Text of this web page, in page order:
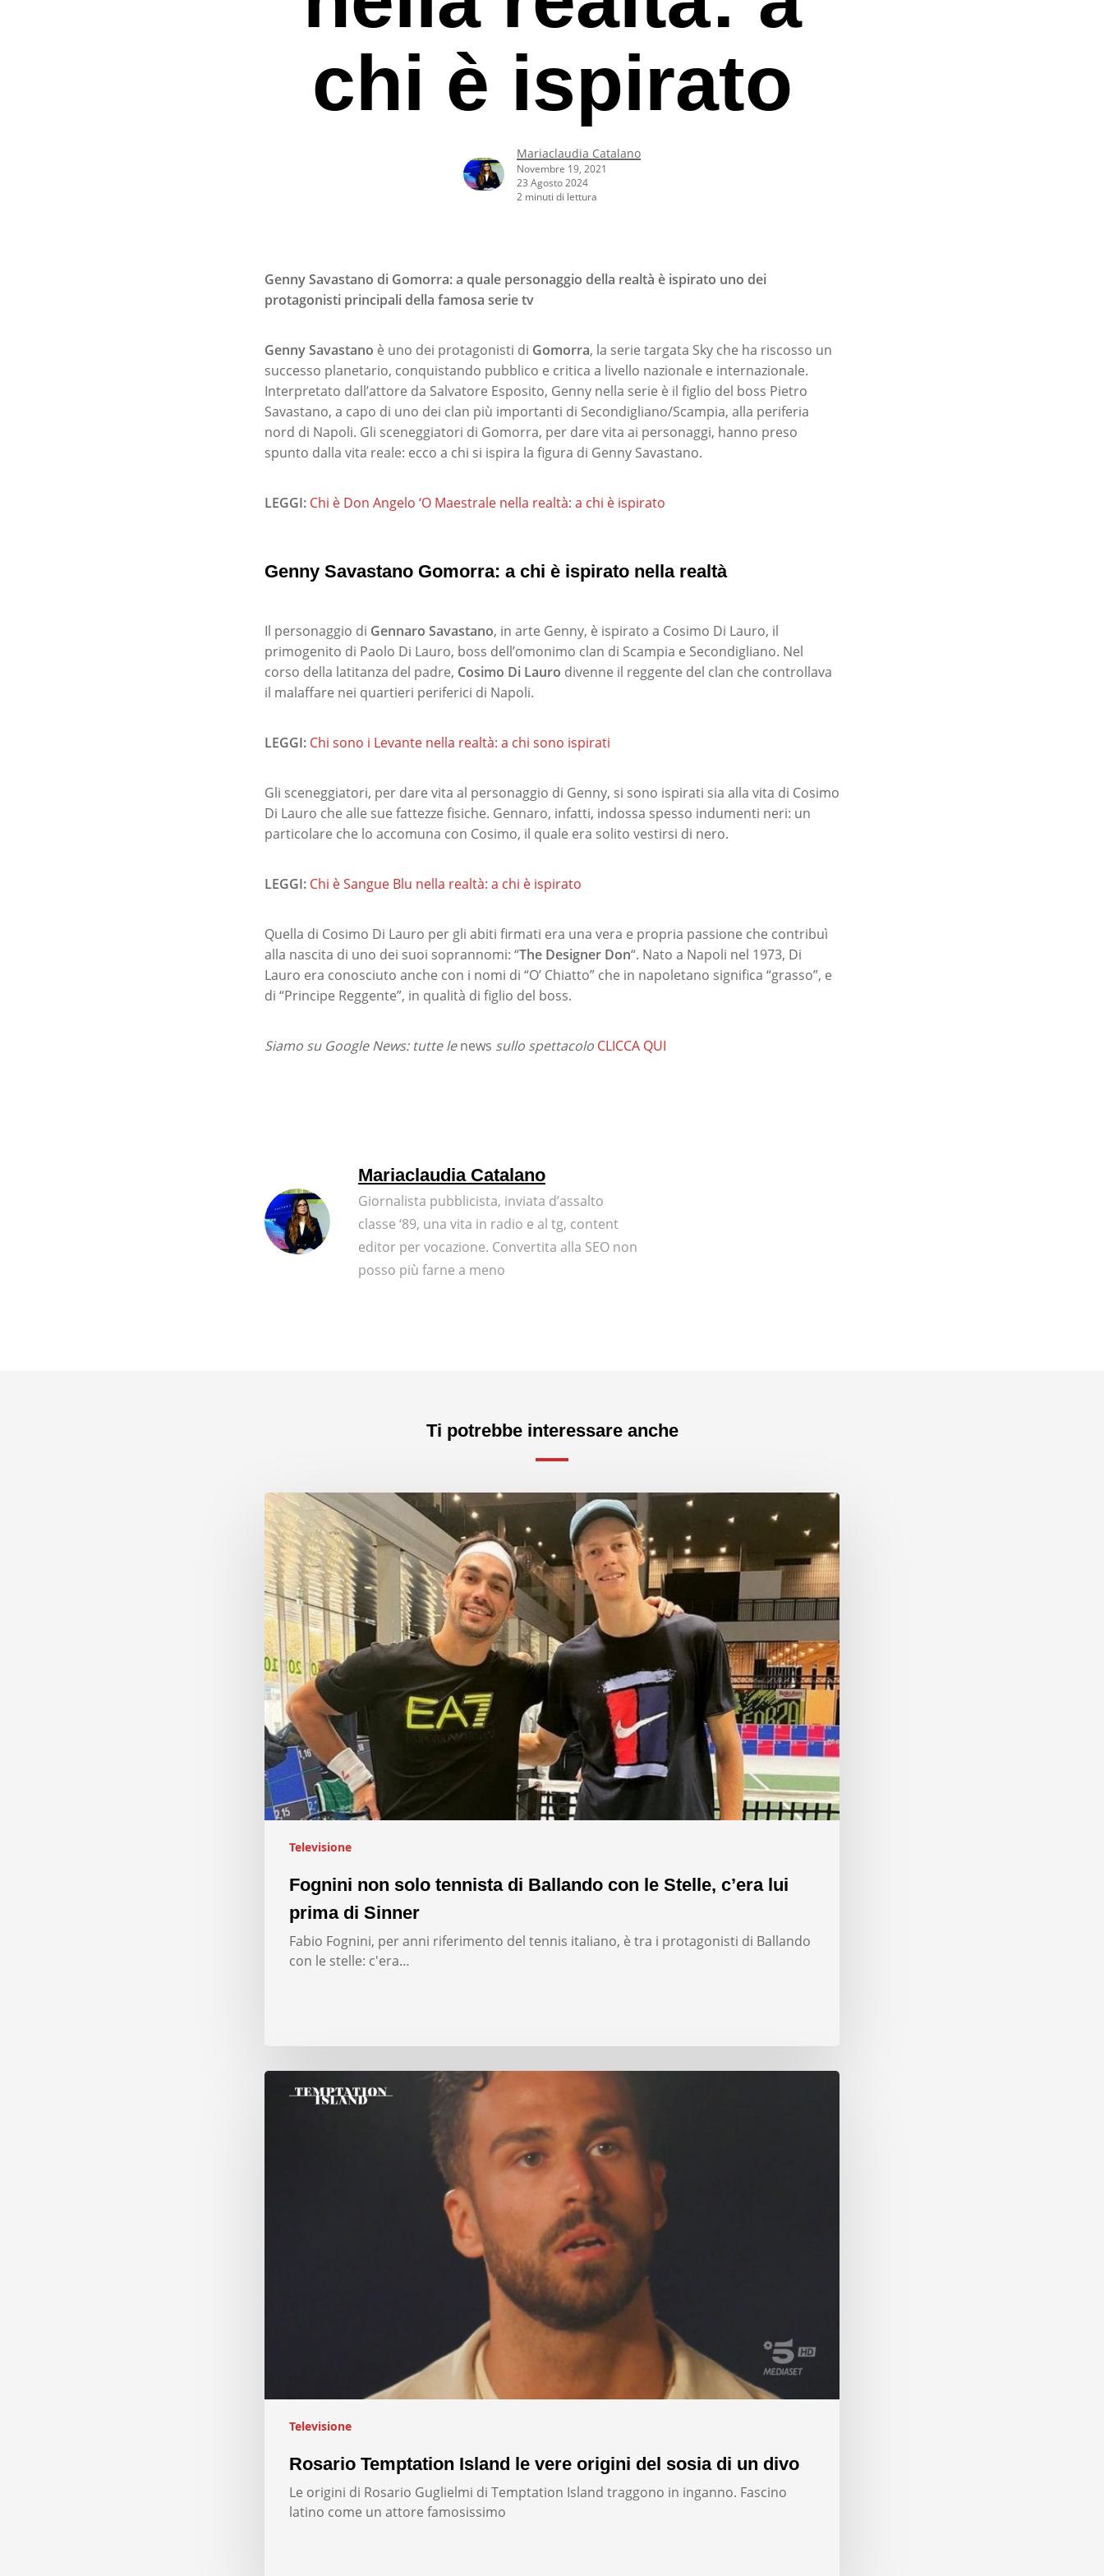
chi è ispirato
Mariaclaudia Catalano
Novembre 19, 2021
23 Agosto 2024
2 minuti di lettura
Genny Savastano di Gomorra: a quale personaggio della realtà è ispirato uno dei
protagonisti principali della famosa serie tv
Genny Savastano è uno dei protagonisti di Gomorra, la serie targata Sky che ha riscosso un
successo planetario, conquistando pubblico e critica a livello nazionale e internazionale.
Interpretato dall’attore da Salvatore Esposito, Genny nella serie è il figlio del boss Pietro
Savastano, a capo di uno dei clan più importanti di Secondigliano/Scampia, alla periferia
nord di Napoli. Gli sceneggiatori di Gomorra, per dare vita ai personaggi, hanno preso
spunto dalla vita reale: ecco a chi si ispira la figura di Genny Savastano.
LEGGI: Chi è Don Angelo ‘O Maestrale nella realtà: a chi è ispirato
Genny Savastano Gomorra: a chi è ispirato nella realtà
Il personaggio di Gennaro Savastano, in arte Genny, è ispirato a Cosimo Di Lauro, il
primogenito di Paolo Di Lauro, boss dell’omonimo clan di Scampia e Secondigliano. Nel
corso della latitanza del padre, Cosimo Di Lauro divenne il reggente del clan che controllava
il malaffare nei quartieri periferici di Napoli.
LEGGI: Chi sono i Levante nella realtà: a chi sono ispirati
Gli sceneggiatori, per dare vita al personaggio di Genny, si sono ispirati sia alla vita di Cosimo
Di Lauro che alle sue fattezze fisiche. Gennaro, infatti, indossa spesso indumenti neri: un
particolare che lo accomuna con Cosimo, il quale era solito vestirsi di nero.
LEGGI: Chi è Sangue Blu nella realtà: a chi è ispirato
Quella di Cosimo Di Lauro per gli abiti firmati era una vera e propria passione che contribuì
alla nascita di uno dei suoi soprannomi: “The Designer Don“. Nato a Napoli nel 1973, Di
Lauro era conosciuto anche con i nomi di “O’ Chiatto” che in napoletano significa “grasso”, e
di “Principe Reggente”, in qualità di figlio del boss.
Siamo su Google News: tutte lenews sullo spettacolo CLICCA QUI
Mariaclaudia Catalano
Giornalista pubblicista, inviata d’assalto
classe ‘89, una vita in radio e al tg, content
editor per vocazione. Convertita alla SEO non
posso più farne a meno
Ti potrebbe interessare anche
Televisione
Fognini non solo tennista di Ballando con le Stelle, c’era lui
prima di Sinner
Fabio Fognini, per anni riferimento del tennis italiano, è tra i protagonisti di Ballando
con le stelle: c'era…
Televisione
Rosario Temptation Island le vere origini del sosia di un divo
Le origini di Rosario Guglielmi di Temptation Island traggono in inganno. Fascino
latino come un attore famosissimo